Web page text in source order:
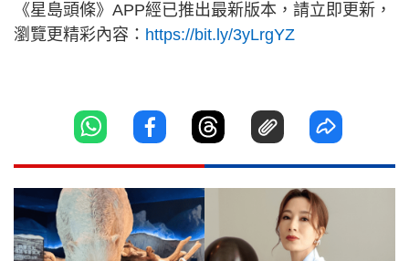
《星島頭條》APP經已推出最新版本，請立即更新，
瀏覽更精彩內容： https://bit.ly/3yLrgYZ